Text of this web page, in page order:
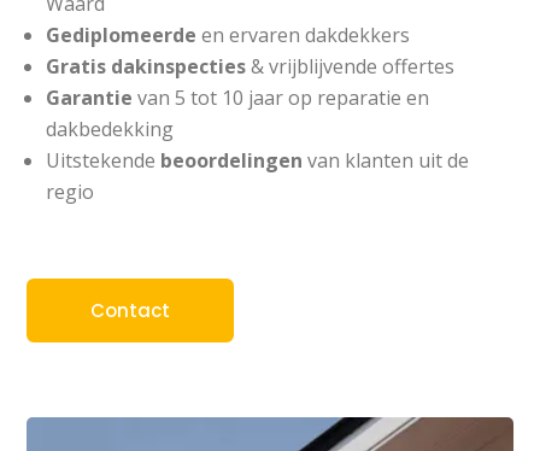
Gediplomeerde en ervaren dakdekkers
Gratis dakinspecties& vrijblijvende offertes
Garantie van 5 tot 10 jaar op reparatie en
dakbedekking
Uitstekende beoordelingen van klanten uit de
regio
Contact